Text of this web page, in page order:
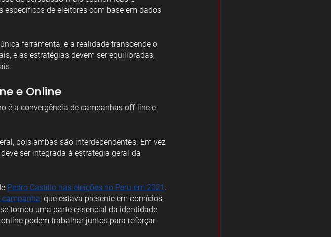
de eleitores com base em dados
ferramenta, e a realidade transcende o
e as estratégias devem ser equilibradas,
e Online
é a convergência de campanhas off-line e
pois ambas são interdependentes. Em vez
ser integrada à estratégia geral da
Pedro Castillo nas eleições no Peru em 2021 .
, que estava presente em comícios,
tornou uma parte essencial da identidade
podem trabalhar juntos para reforçar